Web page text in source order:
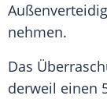
nehmen.
Das
derweil einen